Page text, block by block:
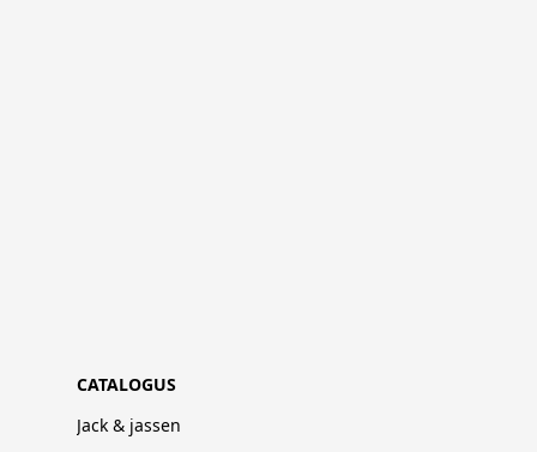
CATALOGUS
Jack & jassen